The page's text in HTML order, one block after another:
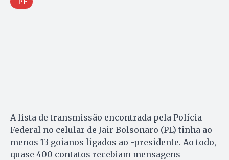
A lista de transmissão encontrada pela Polícia
Federal no celular de Jair Bolsonaro (PL) tinha ao
menos 13 goianos ligados ao -presidente. Ao todo,
quase 400 contatos recebiam mensagens